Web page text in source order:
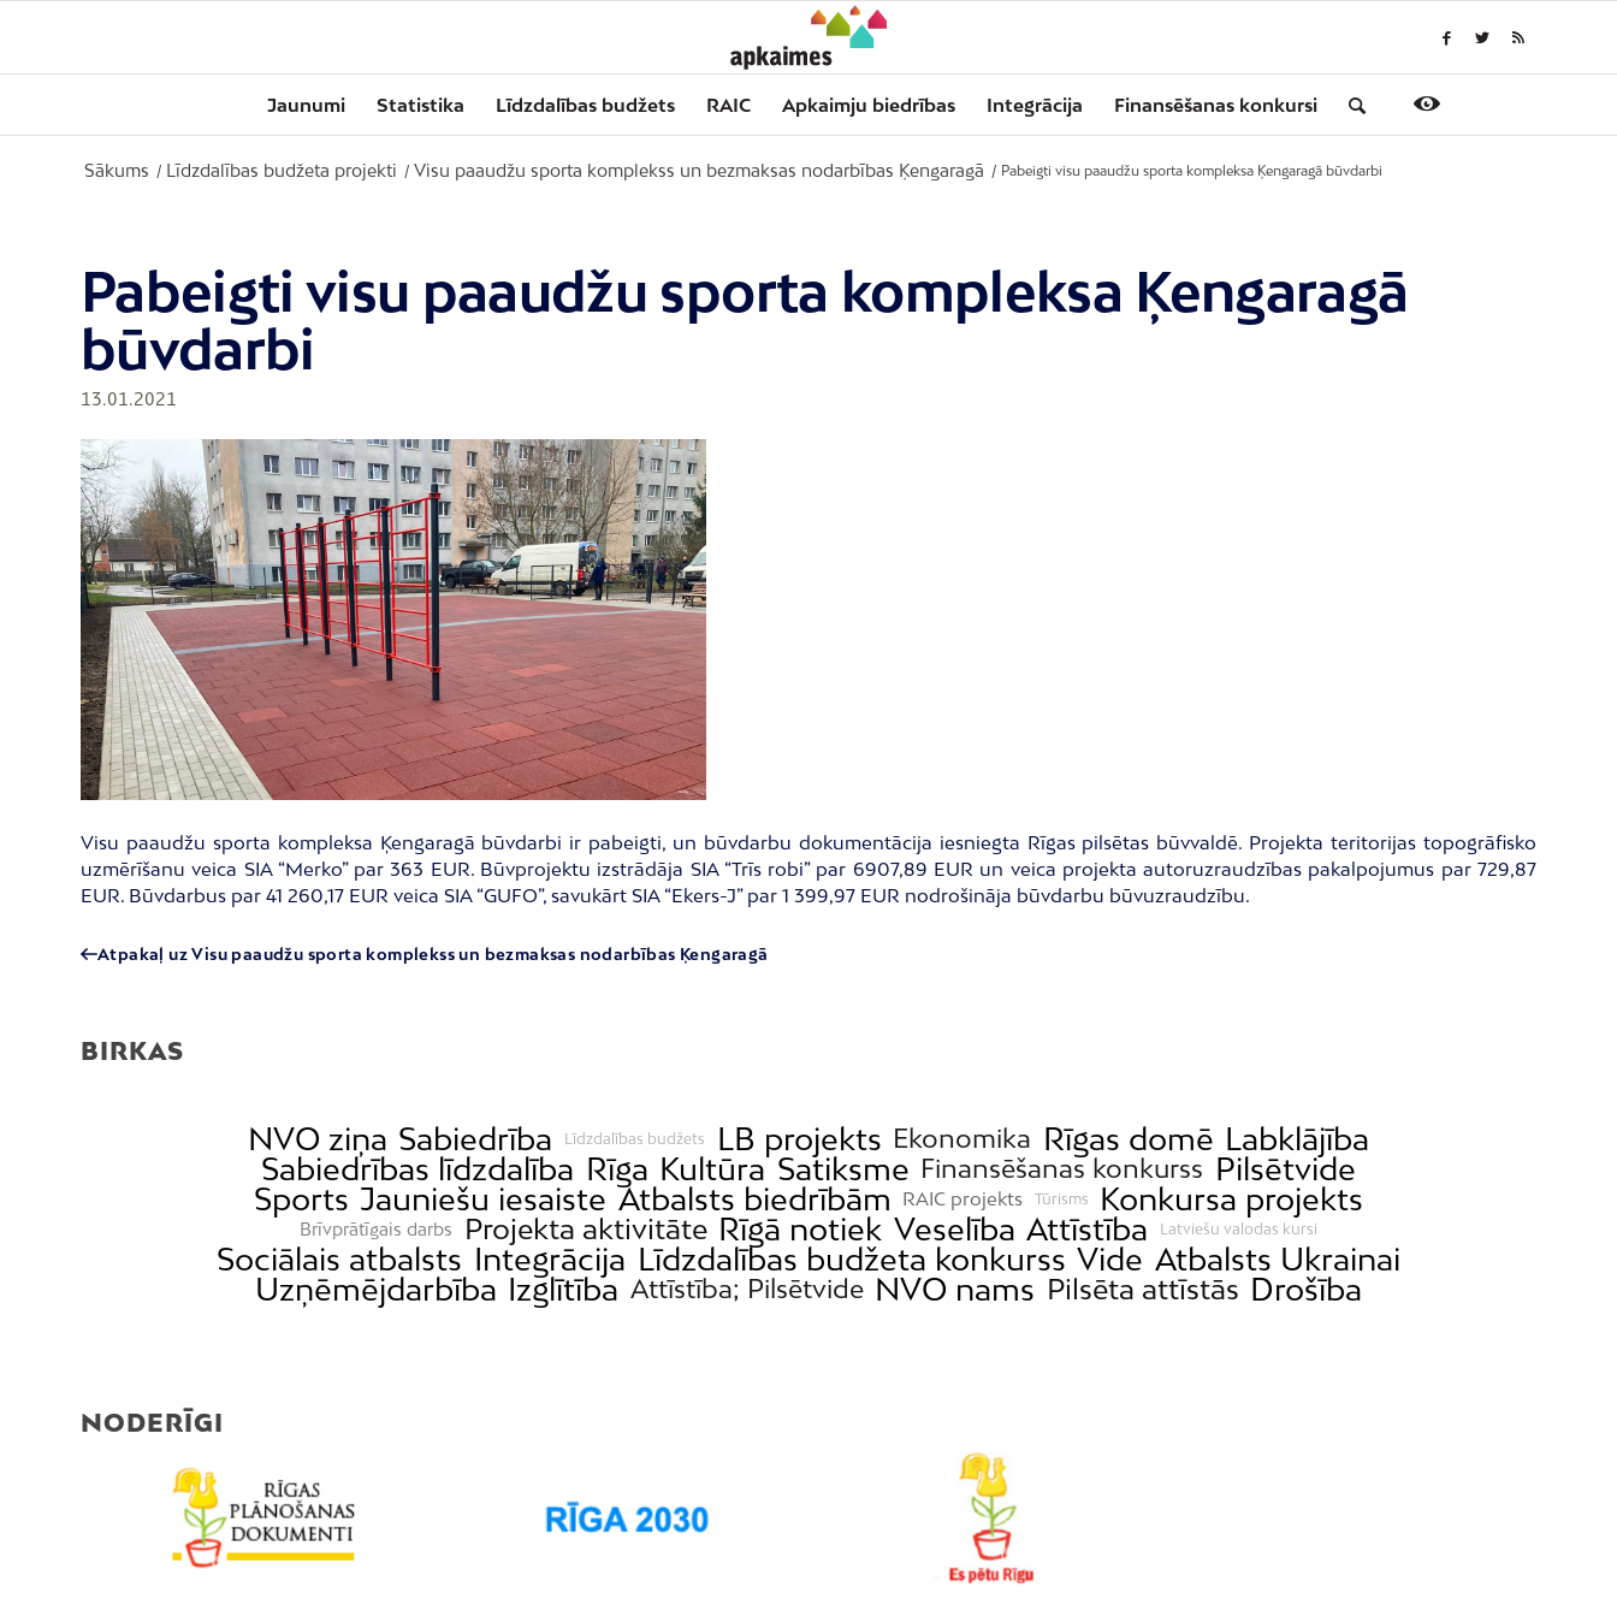
Jaunumi Statistika Līdzdalības budžets RAIC Apkaimju biedrības Integrācija Finansēšanas konkursi
Sākums / Līdzdalības budžeta projekti / Visu paaudžu sporta komplekss un bezmaksas nodarbības Ķengaragā / Pabeigti visu paaudžu sporta kompleksa Ķengaragā būvdarbi
Pabeigti visu paaudžu sporta kompleksa Ķengaragā
būvdarbi
13.01.2021
Visu paaudžu sporta kompleksa Ķengaragā būvdarbi ir pabeigti, un būvdarbu dokumentācija iesniegta Rīgas pilsētas būvvaldē. Projekta teritorijas topogrāfisko
uzmērīšanu veica SIA “Merko” par 363 EUR. Būvprojektu izstrādāja SIA “Trīs robi” par 6907,89 EUR un veica projekta autoruzraudzības pakalpojumus par 729,87
EUR. Būvdarbus par 41 260,17 EUR veica SIA “GUFO”, savukārt SIA “Ekers-J” par 1 399,97 EUR nodrošināja būvdarbu būvuzraudzību.
Atpakaļ uz Visu paaudžu sporta komplekss un bezmaksas nodarbības Ķengaragā
BIRKAS
NVO ziņa Sabiedrība Līdzdalības budžets LB projekts Ekonomika Rīgas domē Labklājība
Sabiedrības līdzdalība Rīga Kultūra Satiksme Finansēšanas konkurss Pilsētvide
Sports Jauniešu iesaiste Atbalsts biedrībām RAIC projekts Tūrisms Konkursa projekts
Brīvprātīgais darbs Projekta aktivitāte Rīgā notiek Veselība Attīstība Latviešu valodas kursi
Sociālais atbalsts Integrācija Līdzdalības budžeta konkurss Vide Atbalsts Ukrainai
Uzņēmējdarbība Izglītība Attīstība; Pilsētvide NVO nams Pilsēta attīstās Drošība
NODERĪGI